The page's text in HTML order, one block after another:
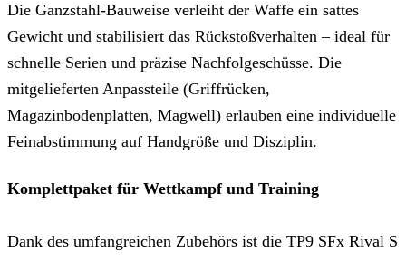
Die Ganzstahl-Bauweise verleiht der Waffe ein sattes
Gewicht und stabilisiert das Rückstoßverhalten – ideal für
schnelle Serien und präzise Nachfolgeschüsse. Die
mitgelieferten Anpassteile (Griffrücken,
Magazinbodenplatten, Magwell) erlauben eine individuelle
Feinabstimmung auf Handgröße und Disziplin.
Komplettpaket für Wettkampf und Training
Dank des umfangreichen Zubehörs ist die TP9 SFx Rival S